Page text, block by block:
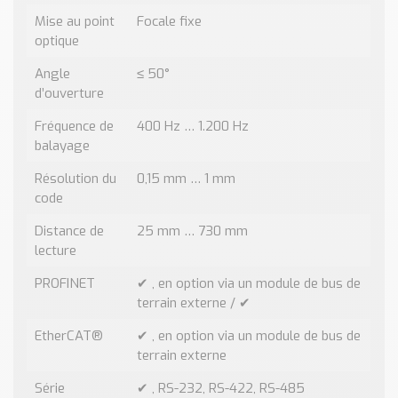
Mise au point
optique
Focale fixe
Angle
d’ouverture
≤ 50°
Fréquence de
balayage
400 Hz … 1.200 Hz
Résolution du
code
0,15 mm … 1 mm
Distance de
lecture
25 mm … 730 mm
PROFINET
✔ , en option via un module de bus de
terrain externe / ✔
EtherCAT®
✔ , en option via un module de bus de
terrain externe
Série
✔ , RS-232, RS-422, RS-485